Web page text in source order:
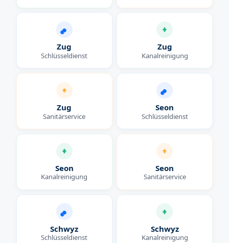
Zug
Schlüsseldienst
Zug
Kanalreinigung
Zug
Sanitärservice
Seon
Schlüsseldienst
Seon
Kanalreinigung
Seon
Sanitärservice
Schwyz
Schlüsseldienst
Schwyz
Kanalreinigung